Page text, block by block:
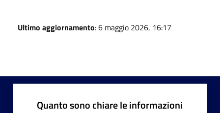
Ultimo aggiornamento: 6 maggio 2026, 16:17
Quanto sono chiare le informazioni